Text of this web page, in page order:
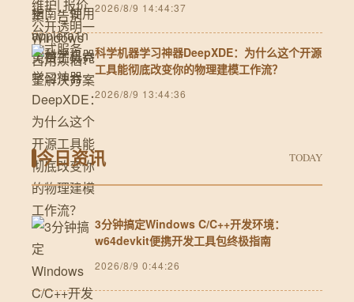
2026/8/9 14:44:37
科学机器学习神器DeepXDE：为什么这个开源
工具能彻底改变你的物理建模工作流？
2026/8/9 13:44:36
今日资讯 TODAY
3分钟搞定Windows C/C++开发环境：
w64devkit便携开发工具包终极指南
2026/8/9 0:44:26